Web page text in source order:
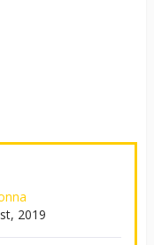
2019